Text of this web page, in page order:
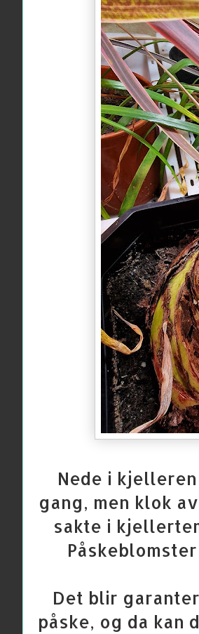
Nede i
gang, men klok
sakte i
Det blir
påske, og da kan